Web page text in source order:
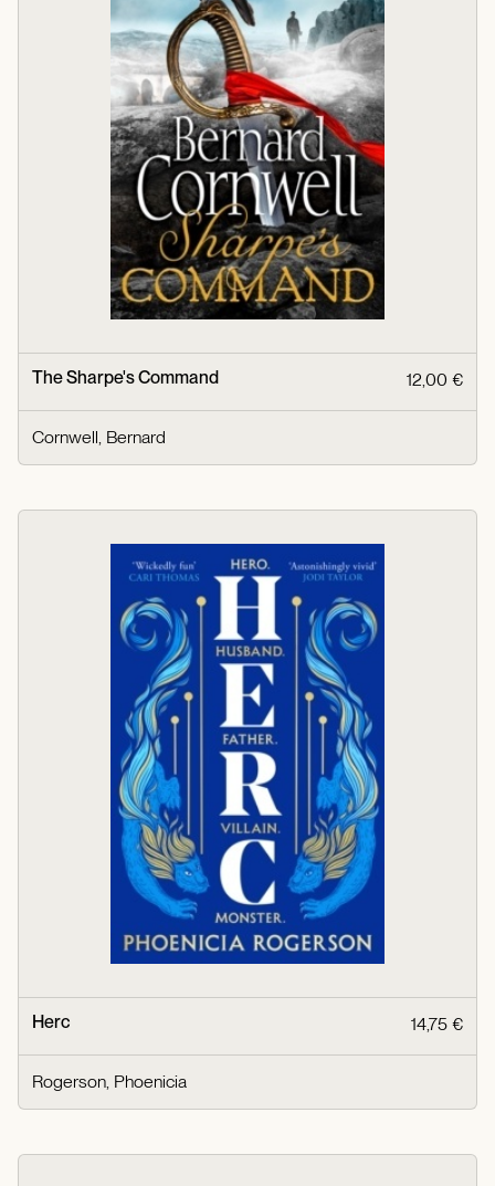
The Sharpe's Command 12,00 €
Cornwell, Bernard
Herc 14,75 €
Rogerson, Phoenicia